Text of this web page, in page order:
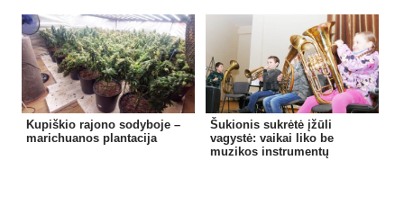
Kupiškio rajono sodyboje –
marichuanos plantacija
Šukionis sukrėtė įžūli
vagystė: vaikai liko be
muzikos instrumentų